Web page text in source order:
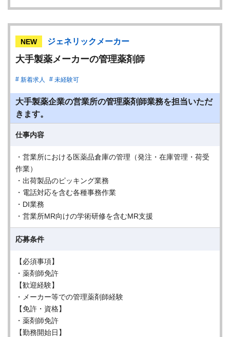
NEW ジェネリックメーカー
大手製薬メーカーの管理薬剤師
新着求人 未経験可
大手製薬企業の営業所の管理薬剤師業務を担当いただ
きます。
仕事内容
・営業所における医薬品倉庫の管理（発注・在庫管理・荷受
作業）
・出荷製品のピッキング業務
・電話対応を含む各種事務作業
・DI業務
・営業所MR向けの学術研修を含むMR支援
応募条件
【必須事項】
・薬剤師免許
【歓迎経験】
・メーカー等での管理薬剤師経験
【免許・資格】
・薬剤師免許
【勤務開始日】